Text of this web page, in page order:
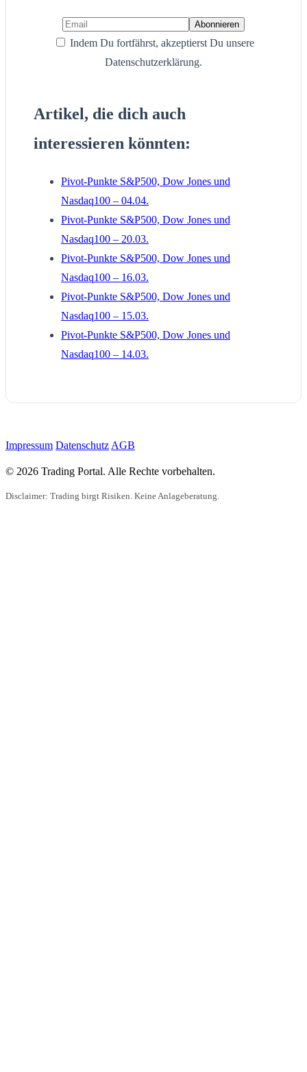
Indem Du fortfährst, akzeptierst Du unsere
Datenschutzerklärung.
Artikel, die dich auch
interessieren könnten:
Pivot-Punkte S&P500, Dow Jones und
Nasdaq100 – 04.04.
Pivot-Punkte S&P500, Dow Jones und
Nasdaq100 – 20.03.
Pivot-Punkte S&P500, Dow Jones und
Nasdaq100 – 16.03.
Pivot-Punkte S&P500, Dow Jones und
Nasdaq100 – 15.03.
Pivot-Punkte S&P500, Dow Jones und
Nasdaq100 – 14.03.
Impressum Datenschutz AGB
© 2026 Trading Portal. Alle Rechte vorbehalten.
Disclaimer: Trading birgt Risiken. Keine Anlageberatung.